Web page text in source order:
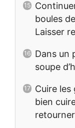
boules
Laisser
Dans un
soupe
Cuire
bien